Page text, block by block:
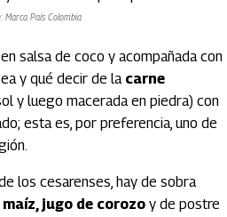
Marca País Colombia
salsa de coco y acompañada con
y qué decir de la carne
y luego macerada en piedra) con
esta es, por preferencia, uno de
los cesarenses, hay de sobra
jugo de corozo y de postre